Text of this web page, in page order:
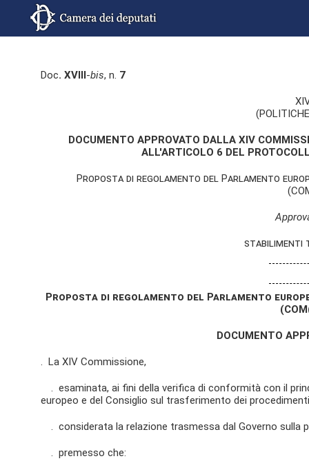
Doc. XVIII-bis, n. 7
DOCUMENTO APPROVATO DALLA XIV
ALL'ARTICOLO 6 DEL
Proposta di regolamento del Parlamento
stabilimenti
Proposta di regolamento del Parlamento
DOCUMENTO
. La XIV Commissione,
. esaminata, ai fini della verifica di conformità con il
europeo e del Consiglio sul trasferimento dei
. considerata la relazione trasmessa dal Governo sulla
. premesso che: